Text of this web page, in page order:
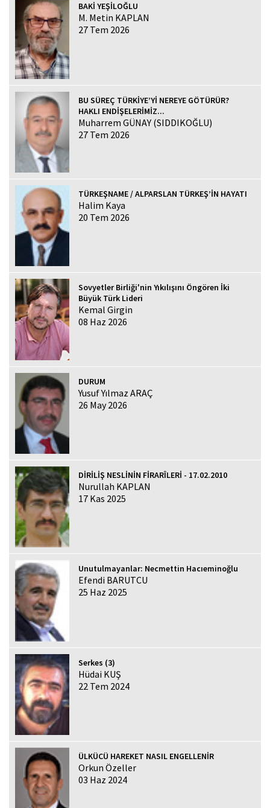
BAKİ YEŞİLOĞLU
M. Metin KAPLAN
27 Tem 2026
BU SÜREÇ TÜRKİYE’Yİ NEREYE GÖTÜRÜR?
HAKLI ENDİŞELERİMİZ...
Muharrem GÜNAY (SIDDIKOĞLU)
27 Tem 2026
TÜRKEŞNAME / ALPARSLAN TÜRKEŞ’İN HAYATI
Halim Kaya
20 Tem 2026
Sovyetler Birliği'nin Yıkılışını Öngören İki
Büyük Türk Lideri
Kemal Girgin
08 Haz 2026
DURUM
Yusuf Yılmaz ARAÇ
26 May 2026
DİRİLİŞ NESLİNİN FİRARÎLERİ - 17.02.2010
Nurullah KAPLAN
17 Kas 2025
Unutulmayanlar: Necmettin Hacıeminoğlu
Efendi BARUTCU
25 Haz 2025
Serkes (3)
Hüdai KUŞ
22 Tem 2024
ÜLKÜCÜ HAREKET NASIL ENGELLENİR
Orkun Özeller
03 Haz 2024